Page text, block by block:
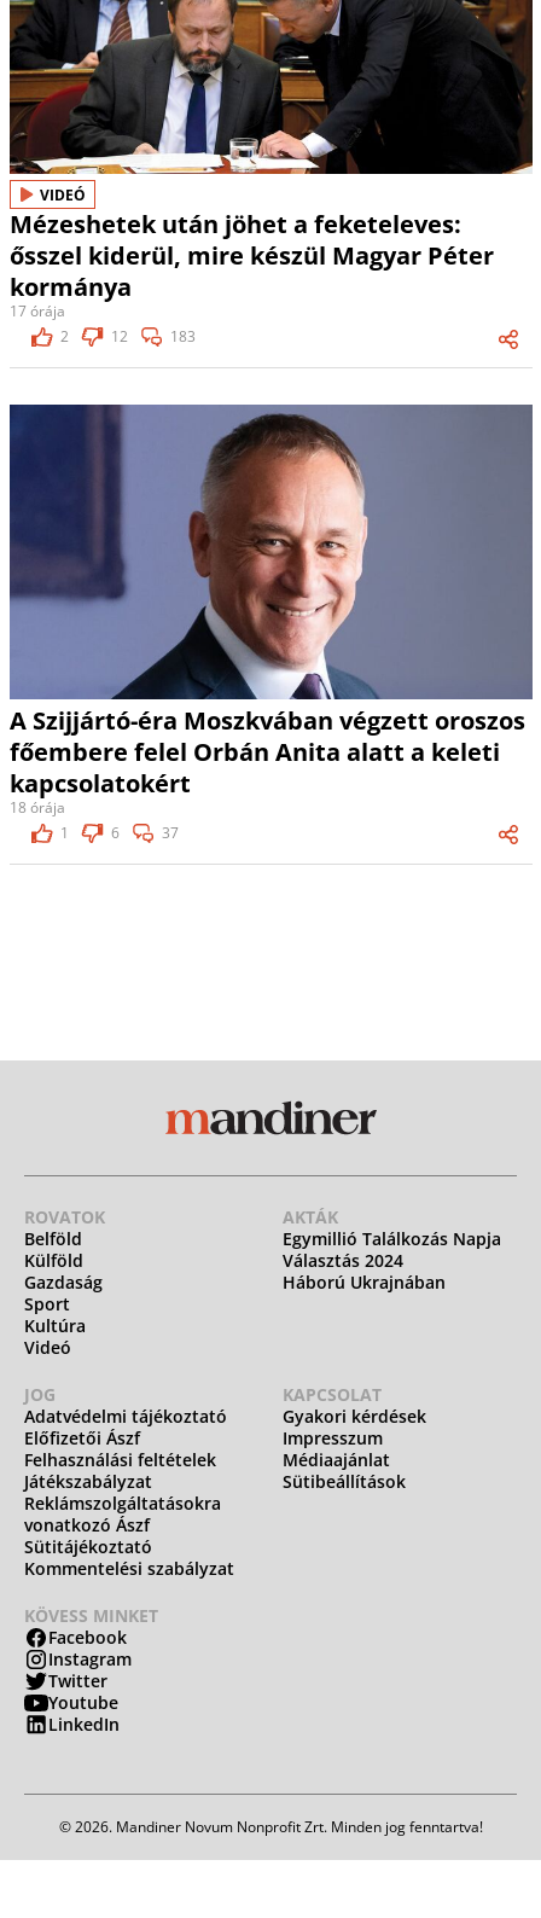
VIDEÓ
Mézeshetek után jöhet a feketeleves:
ősszel kiderül, mire készül Magyar Péter
kormánya
17 órája
2
12 183
A Szijjártó-éra Moszkvában végzett oroszos
főembere felel Orbán Anita alatt a keleti
kapcsolatokért
18 órája
1
6 37
ROVATOK
Belföld
Külföld
Gazdaság
Sport
Kultúra
Videó
AKTÁK
Egymillió Találkozás Napja
Választás 2024
Háború Ukrajnában
JOG
Adatvédelmi tájékoztató
Előfizetői Ászf
Felhasználási feltételek
Játékszabályzat
Reklámszolgáltatásokra
vonatkozó Ászf
Sütitájékoztató
Kommentelési szabályzat
KAPCSOLAT
Gyakori kérdések
Impresszum
Médiaajánlat
Sütibeállítások
KÖVESS MINKET
Facebook
Instagram
Twitter
Youtube
LinkedIn
© 2026. Mandiner Novum Nonprofit Zrt. Minden jog fenntartva!